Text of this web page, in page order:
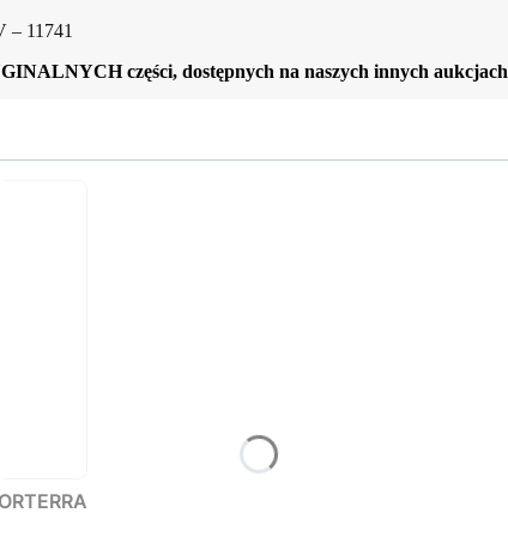
– 11741
części, dostępnych na naszych innych aukcjach